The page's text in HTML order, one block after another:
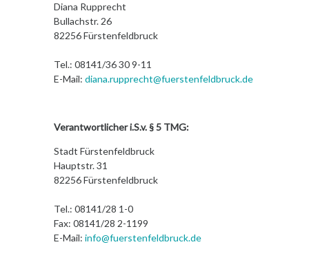
Diana Rupprecht
Bullachstr. 26
82256 Fürstenfeldbruck
Tel.: 08141/36 30 9-11
E-Mail: diana.rupprecht@fuerstenfeldbruck.de
Verantwortlicher i.S.v. § 5 TMG:
Stadt Fürstenfeldbruck
Hauptstr. 31
82256 Fürstenfeldbruck
Tel.: 08141/28 1-0
Fax: 08141/28 2-1199
E-Mail: info@fuerstenfeldbruck.de